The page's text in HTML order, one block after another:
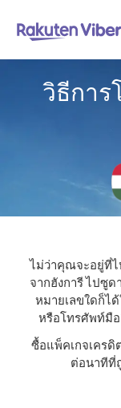
วิธีการ
ไม่ว่าคุณจะอยู่ที่
จากฮังการี ไปซูด
หมายเลขใดก็ไ
หรือโทรศัพท์มือ
ซื้อแพ็คเกจเครดิ
ต่อนาทีที่